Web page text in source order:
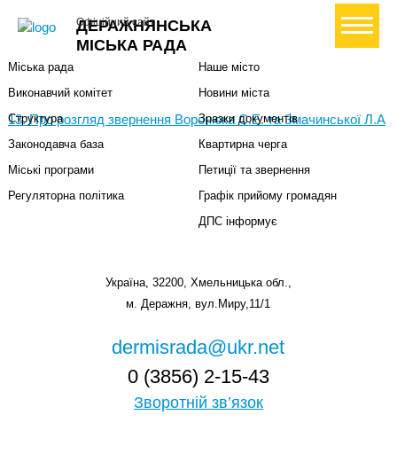
ДЕРАЖНЯНСЬКА
МІСЬКА РАДА
Офіційний сайт+ Створити петицію
13. Про розгляд звернення Воронюка С.Е. та Змачинської Л.А
Міський голова
Міська рада
Виконавчий комітет
Структура
Законодавча база
Міські програми
Регуляторна політика
Наше місто
Новини міста
Зразки документів
Квартирна черга
Петиції та звернення
Графік прийому громадян
ДПС інформує
Україна, 32200, Хмельницька обл.,
м. Деражня, вул.Миру,11/1
dermisrada@ukr.net
0 (3856) 2-15-43
Зворотній зв’язок